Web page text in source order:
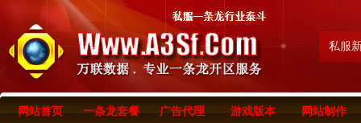
私服
网站首页 一条龙套餐 广告代理 游戏版本 网站制作